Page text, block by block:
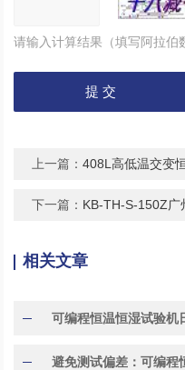
请输入计算结果（填写阿拉伯
上一篇：408L高低温交变
下一篇： KB-TH-S-150Z广
相关文章